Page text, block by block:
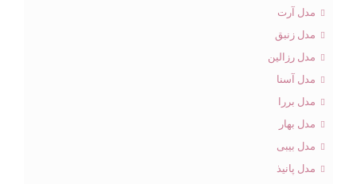
مدل آرت
مدل زنبق
مدل رزالین
مدل آسنا
مدل بررا
مدل بهار
مدل بیبی
مدل پانیذ